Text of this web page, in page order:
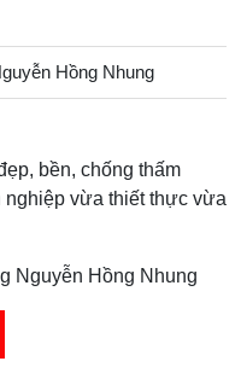
Hồng Nhung
bền, chống thấm
nghiệp vừa thiết thực vừa
Nguyễn Hồng Nhung